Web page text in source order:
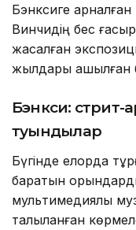
Бэнксиге
Винчидің бес
жасалған
жылдары ашылған
Бэнкси: стрит-
туындылар
Бүгінде елорда
баратын
мультимедиялық
талқыланған